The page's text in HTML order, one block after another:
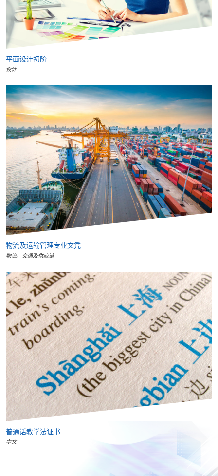
平面设计初阶
设计
物流及运输管理专业文凭
物流、交通及供应链
普通话教学法证书
中文